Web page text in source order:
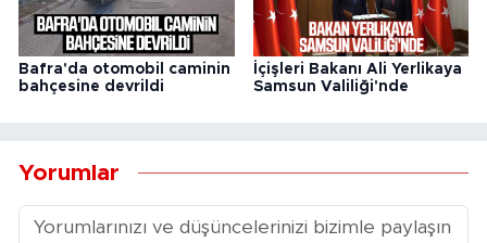
Bafra'da otomobil caminin
bahçesine devrildi
İçişleri Bakanı Ali Yerlikaya
Samsun Valiliği'nde
Yorumlar